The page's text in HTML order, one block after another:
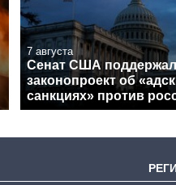
7 августа
Сенат США поддержал
законопроект об
санкциях» против